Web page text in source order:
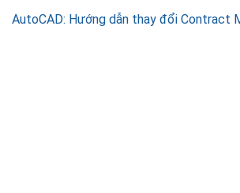
AutoCAD: Hướng dẫn thay đổi Contract